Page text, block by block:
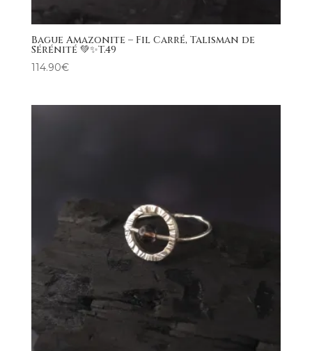
Bague Amazonite – Fil Carré, Talisman de
Sérénité 💚✨T.49
114.90€